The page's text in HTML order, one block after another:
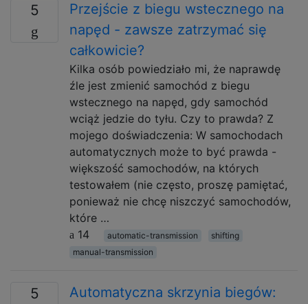
5
Przejście z biegu wstecznego na
napęd - zawsze zatrzymać się
całkowicie?
Kilka osób powiedziało mi, że naprawdę
źle jest zmienić samochód z biegu
wstecznego na napęd, gdy samochód
wciąż jedzie do tyłu. Czy to prawda? Z
mojego doświadczenia: W samochodach
automatycznych może to być prawda -
większość samochodów, na których
testowałem (nie często, proszę pamiętać,
ponieważ nie chcę niszczyć samochodów,
które …
14
automatic-transmission
shifting
manual-transmission
5
Automatyczna skrzynia biegów: